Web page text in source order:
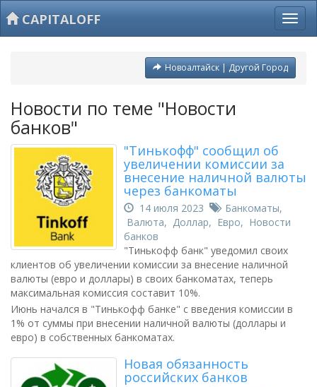
CAPITALOFF
Новоалтайск | Другой Город
Новости по теме "Новости
банков"
"Тинькофф" сообщил об
увеличении комиссии за
внесение наличной валюты
через банкоматы
14 июля 2023 Банкоматы,
Валюта, Доллар, Евро, Новости
банков
"Тинькофф банк" уведомил своих
клиентов об увеличении комиссии за внесение наличной
валюты (евро и доллары) в своих банкоматах, теперь
максимальная комиссия составит 10%.
Июнь начался в "Тинькофф банке" с введения комиссии в
1% от суммы при внесении наличной валюты (доллары и
евро) в собственных банкоматах.
Новая обязанность
российских банков